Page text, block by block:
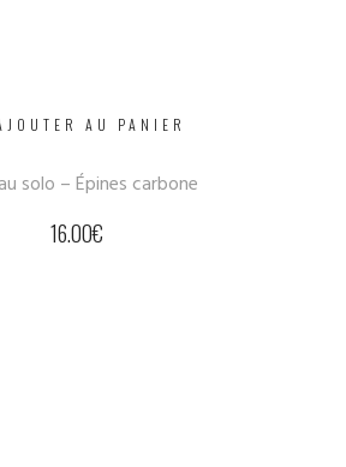
AU PANIER
solo – Épines carbone
16.00€